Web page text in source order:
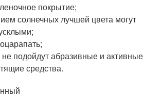
покрытие;
солнечных лучшей цвета могут
подойдут абразивные и активные
средства.